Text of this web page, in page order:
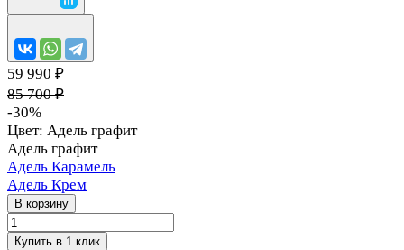
59 990 ₽
85 700 ₽
-30%
Цвет: Адель графит
Адель графит
Адель Карамель
Адель Крем
В корзину
Купить в 1 клик